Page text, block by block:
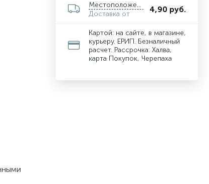
Местоположение
Доставка от
4,90 руб.
Картой: на сайте, в магазине,
курьеру. ЕРИП. Безналичный
расчет. Рассрочка: Халва,
карта Покупок, Черепаха